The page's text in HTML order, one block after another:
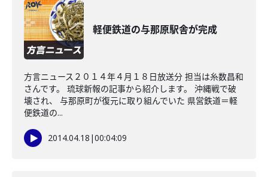
軽便鉄道の与那原駅舎が完成
方言ニュース２０１４年４月１８日放送分 担当は糸数昌和
さんです。 琉球新報の記事から紹介します。 沖縄戦で破
壊され、 与那原町が復元に取り組んでいた 県営鉄道＝軽
便鉄道の...
2014.04.18 |00:04:09